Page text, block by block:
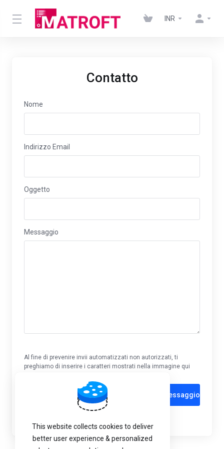
INR
Contatto
Nome
Indirizzo Email
Oggetto
Messaggio
Al fine di prevenire invii automatizzati non autorizzati, ti
preghiamo di inserire i caratteri mostrati nella immagine qui
Invia Messaggio
This website collects cookies to deliver
better user experience & personalized